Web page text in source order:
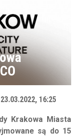
23.03.2022, 16:25
Krakowa Miasta
są do 15